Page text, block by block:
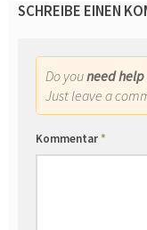
SCHREIBE EINEN
Do youneed help
Just leave a
Kommentar*